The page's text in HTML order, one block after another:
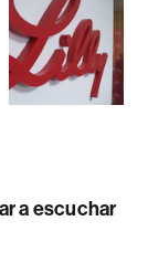
a escuchar